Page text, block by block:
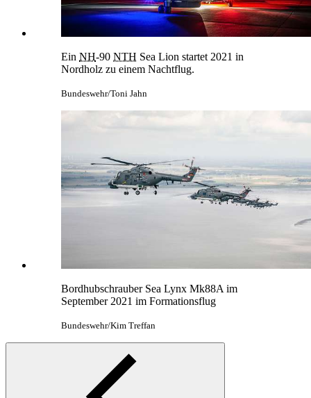
Ein NH-90 NTH Sea Lion startet 2021 in
Nordholz zu einem Nachtflug.
Bundeswehr/Toni Jahn
Bordhubschrauber Sea Lynx Mk88A im
September 2021 im Formationsflug
Bundeswehr/Kim Treffan